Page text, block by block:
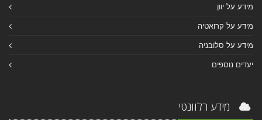
מידע על יוון
מידע על קרואטיה
מידע על סלובניה
יעדים נוספים
מידע רלוונטי